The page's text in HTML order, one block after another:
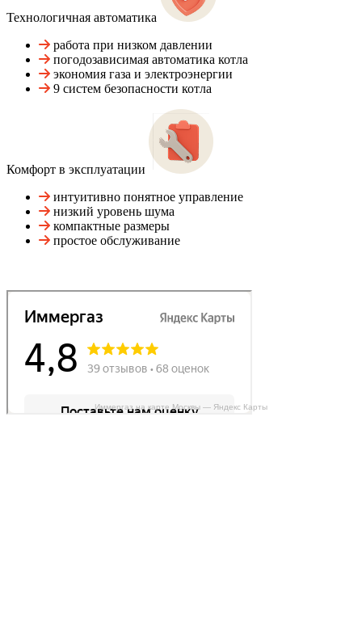
Технологичная автоматика
работа при низком давлении
погодозависимая автоматика котла
экономия газа и электроэнергии
9 систем безопасности котла
Комфорт в эксплуатации
интуитивно понятное управление
низкий уровень шума
компактные размеры
простое обслуживание
Иммергаз на карте Москвы — Яндекс Карты